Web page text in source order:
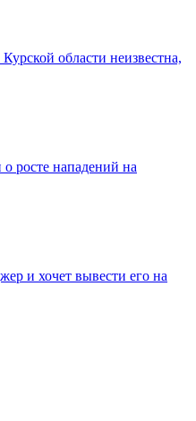
области неизвестна,
росте нападений на
и хочет вывести его на